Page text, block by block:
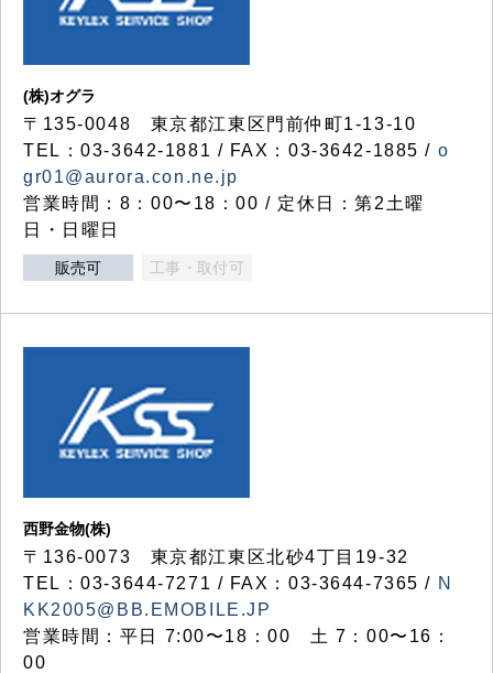
(株)オグラ
〒135-0048 東京都江東区門前仲町1-13-10
TEL：03-3642-1881 / FAX：03-3642-1885 / o
gr01@aurora.con.ne.jp
営業時間：8：00〜18：00 / 定休日：第2土曜
日・日曜日
販売可 工事・取付可
西野金物(株)
〒136-0073 東京都江東区北砂4丁目19-32
TEL：03‐3644‐7271 / FAX：03-3644-7365 / N
KK2005@BB.EMOBILE.JP
営業時間：平日 7:00〜18：00 土 7：00〜16：
00